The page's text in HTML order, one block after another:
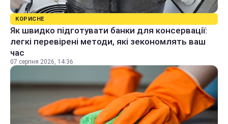
КОРИСНЕ
Як швидко підготувати банки для консервації:
легкі перевірені методи, які зекономлять ваш
час
07 серпня 2026, 14:36